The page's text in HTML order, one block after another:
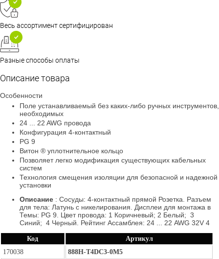
Весь ассортимент сертифицирован
Разные способы оплаты
Описание товара
Особенности
Поле устанавливаемый без каких-либо ручных инструментов,
необходимых
24 ... 22 AWG провода
Конфигурация 4-контактный
PG 9
Витон ® уплотнительное кольцо
Позволяет легко модификация существующих кабельных
систем
Технология смещения изоляции для безопасной и надежной
установки
Описание : Сосуды: 4-контактный прямой Розетка. Разъем
для тела: Латунь с никелирования. Дисплеи для монтажа в
Темы: PG 9. Цвет провода: 1 Коричневый; 2 Белый; 3
Синий; 4 Черный. Рейтинг Ассамблея: 24 ... 22 AWG 32V 4
Код
Артикул
170038
888H-T4DC3-0M5